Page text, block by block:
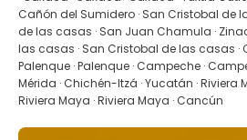
Cañón del Sumidero · San Cristobal de
de las casas · San Juan Chamula ·
las casas · San Cristobal de las casas ·
Palenque · Palenque · Campeche ·
Mérida · Chichén-Itzá · Yucatán · Riviera
Riviera Maya · Riviera Maya · Cancún